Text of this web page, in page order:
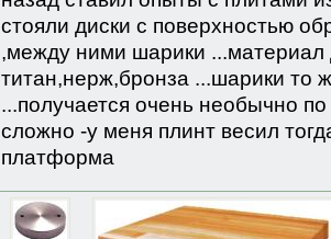
стояли диски с поверхностью
,между ними шарики
титан,нерж,бронза ...шарики то
...получается очень необычно
сложно -у меня плинт весил
платформа